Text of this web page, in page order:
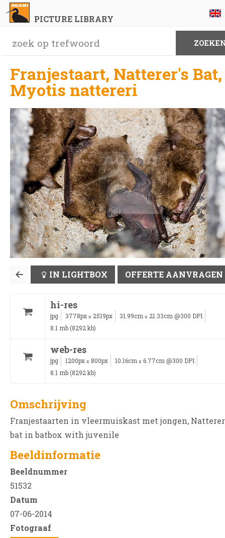
PICTURE LIBRARY
Franjestaart, Natterer's Bat,
Myotis nattereri
IN LIGHTBOX OFFERTE AANVRAGEN
hi-res
jpg 3778px x 2519px 31.99cm x 21.33cm @300 DPI
8.1 mb (8292 kb)
web-res
jpg 1200px x 800px 10.16cm x 6.77cm @300 DPI
8.1 mb (8292 kb)
Omschrijving
Franjestaarten in vleermuiskast met jongen,
bat in batbox with juvenile
Beeldinformatie
Beeldnummer
51532
Datum
07-06-2014
Fotograaf